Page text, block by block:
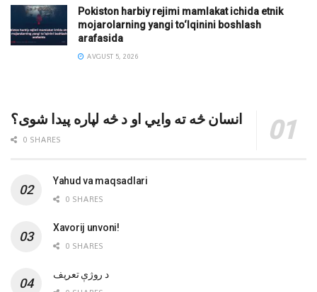
Pokiston harbiy rejimi mamlakat ichida etnik
mojarolarning yangi to‘lqinini boshlash
arafasida
AVGUST 5, 2026
انسان څه ته وایي او د څه لپاره پیدا شوی؟
0 SHARES
Yahud va maqsadlari
0 SHARES
Xavorij unvoni!
0 SHARES
‌د روژې تعریف